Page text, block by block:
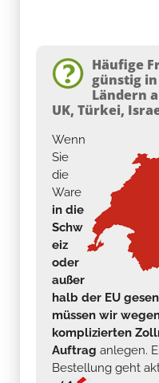
Häufige
günstig
Ländern
UK, Türkei,
Wenn
Sie
die
Ware
in die
Schw
eiz
oder
außer
halb der EU
müssen wir
komplizierten
Auftrag anlegen.
Bestellung geht